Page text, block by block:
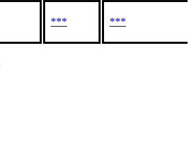
*** ***